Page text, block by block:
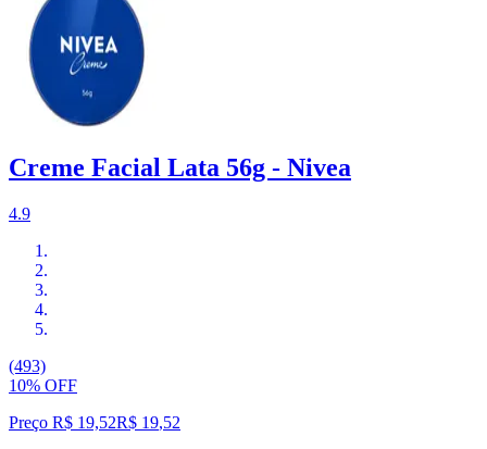
Creme Facial Lata 56g - Nivea
4.9
(493)
10% OFF
Preço R$ 19,52R$ 19,52